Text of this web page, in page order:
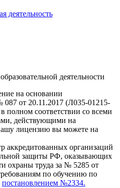
деятельность
деятельности
на основании
087 от 20.11.2017 (Л035-01215-
полном соответствии со всеми
действующими на
лицензию вы можете на
аккредитованных организаций
защиты РФ, оказывающих
охраны труда за № 5285 от
по обучению по
постановлением №2334.